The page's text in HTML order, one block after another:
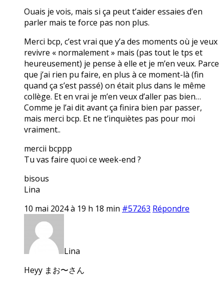
Ouais je vois, mais si ça peut t’aider essaies d’en
parler mais te force pas non plus.
Merci bcp, c’est vrai que y’a des moments où je veux
revivre « normalement » mais (pas tout le tps et
heureusement) je pense à elle et je m’en veux. Parce
que j’ai rien pu faire, en plus à ce moment-là (fin
quand ça s’est passé) on était plus dans le même
collège. Et en vrai je m’en veux d’aller pas bien…
Comme je l’ai dit avant ça finira bien par passer,
mais merci bcp. Et ne t’inquiètes pas pour moi
vraiment..
mercii bcppp
Tu vas faire quoi ce week-end ?
bisous
Lina
10 mai 2024 à 19 h 18 min #57263 Répondre
Lina
Heyy まお〜さん